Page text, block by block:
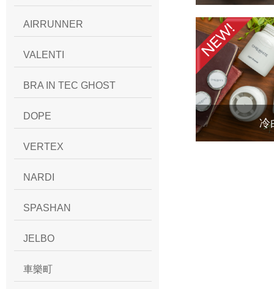
AIRRUNNER
VALENTI
BRA IN TEC GHOST
DOPE
VERTEX
NARDI
SPASHAN
JELBO
車樂町
冷